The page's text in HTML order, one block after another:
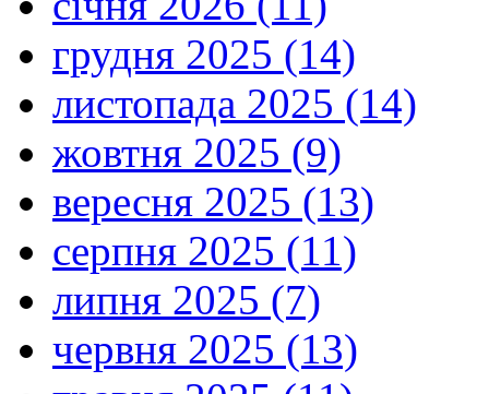
грудня 2025 (14)
листопада 2025 (14)
жовтня 2025 (9)
вересня 2025 (13)
серпня 2025 (11)
липня 2025 (7)
червня 2025 (13)